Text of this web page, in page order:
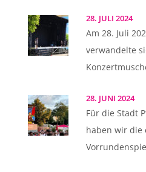
28. JULI 2024
Am 28. Juli
verwandelte
28. JUNI 2024
Für die Stadt
haben wir die